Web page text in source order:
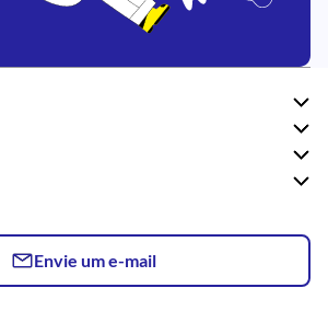
Envie um e-mail